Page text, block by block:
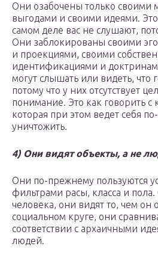
Они озабочены только своими
выгодами и своими идеями. Это
самом деле вас не слушают,
Они заблокированы своими
и проекциями, своими
идентификациями и
могут слышать или видеть, что
потому что у них отсутствует
понимание. Это как говорить с
которая при этом ведет себя
уничтожить.
4) Они видят объекты, а не
Они по-прежнему пользуются
фильтрами расы, класса и
человека, они видят то, чем он
социальном круге, они
соответствии с архаичными
людей.